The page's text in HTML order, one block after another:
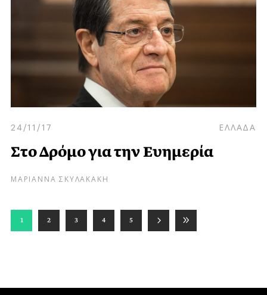
24/11/17 ΕΛΛΑΔΑ
Στο Δρόμο για την Ευημερία
ΜΑΡΙΑΝΝΑ ΣΚΥΛΑΚΑΚΗ
1 2 3 4 5